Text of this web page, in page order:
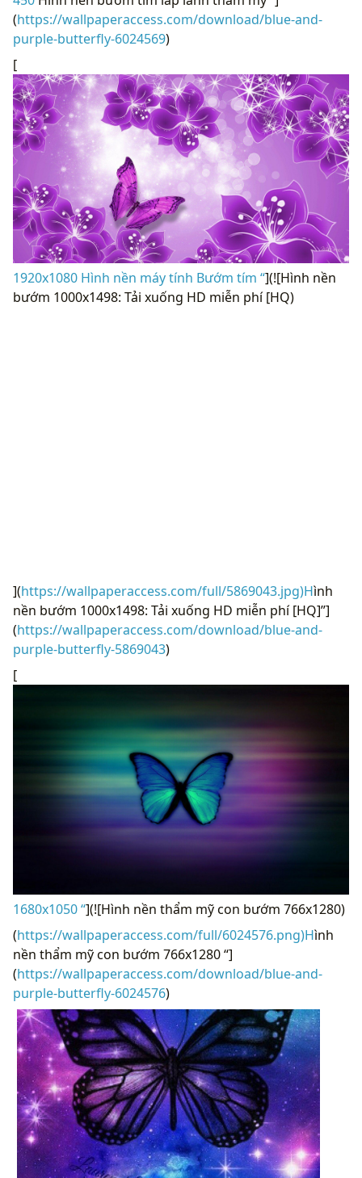
(https://wallpaperaccess.com/download/blue-and-
purple-butterfly-6024569)
[
1920x1080 Hình nền máy tính Bướm tím “](![Hình nền
bướm 1000x1498: Tải xuống HD miễn phí [HQ)
](https://wallpaperaccess.com/full/5869043.jpg)Hình
nền bướm 1000x1498: Tải xuống HD miễn phí [HQ]”]
(https://wallpaperaccess.com/download/blue-and-
purple-butterfly-5869043)
[
1680x1050 “](![Hình nền thẩm mỹ con bướm 766x1280)
(https://wallpaperaccess.com/full/6024576.png)Hình
nền thẩm mỹ con bướm 766x1280 “]
(https://wallpaperaccess.com/download/blue-and-
purple-butterfly-6024576)